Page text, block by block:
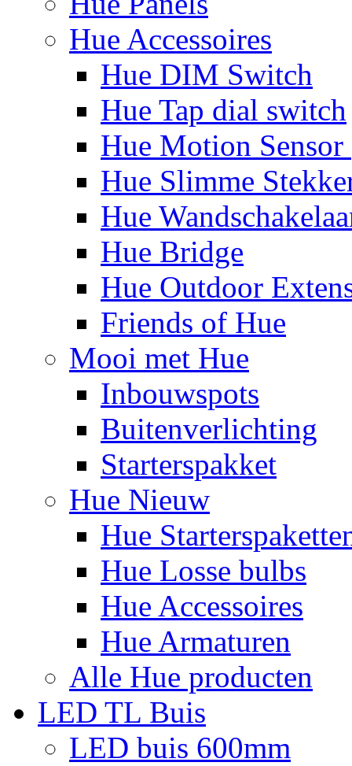
Hue Accessoires
Hue DIM Switch
Hue Tap dial switch
Hue Motion Sensor
Hue Slimme
Hue
Hue Bridge
Hue Outdoor
Friends of Hue
Mooi met Hue
Inbouwspots
Buitenverlichting
Starterspakket
Hue Nieuw
Hue
Hue Losse bulbs
Hue Accessoires
Hue Armaturen
Alle Hue producten
LED TL Buis
LED buis 600mm